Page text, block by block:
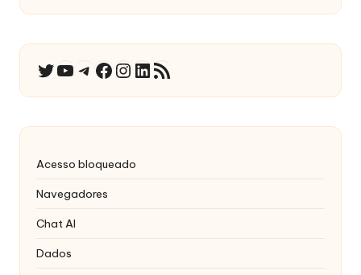
Twitter
YouTube
Telegrama
Facebook
Instagram
LinkedIn
RSS Feed
Acesso bloqueado
Navegadores
Chat AI
Dados